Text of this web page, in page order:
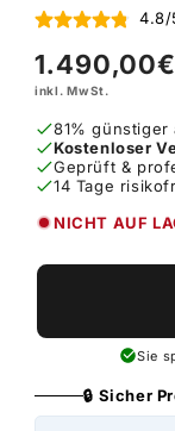
4.8/
1.490,00€
inkl. MwSt.
81%
Kostenloser
Geprüft &
14 Tage
NICHT AUF
Sie
🔒 Sicher